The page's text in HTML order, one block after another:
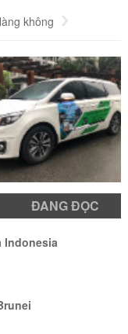
không
ĐANG ĐỌC
Indonesia